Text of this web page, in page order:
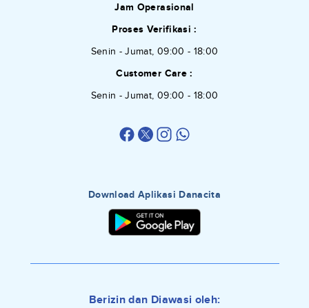
Jam Operasional
Proses Verifikasi :
Senin - Jumat, 09:00 - 18:00
Customer Care :
Senin - Jumat, 09:00 - 18:00
Download Aplikasi Danacita
Berizin dan Diawasi oleh: